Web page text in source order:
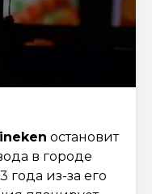
остановит
в городе
года из-за его